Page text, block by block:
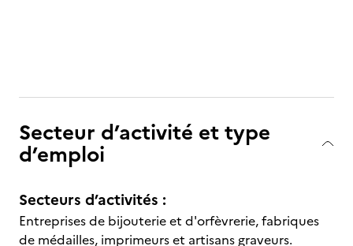
Secteur d’activité et type
d’emploi
Secteurs d’activités :
Entreprises de bijouterie et d'orfèvrerie, fabriques
de médailles, imprimeurs et artisans graveurs.